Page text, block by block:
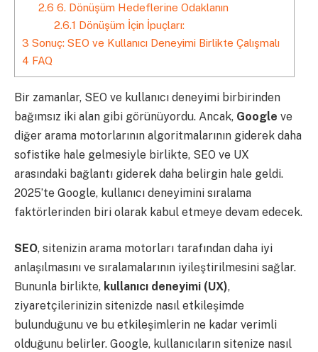
2.6 6. Dönüşüm Hedeflerine Odaklanın
2.6.1 Dönüşüm İçin İpuçları:
3 Sonuç: SEO ve Kullanıcı Deneyimi Birlikte Çalışmalı
4 FAQ
Bir zamanlar, SEO ve kullanıcı deneyimi birbirinden
bağımsız iki alan gibi görünüyordu. Ancak, Google ve
diğer arama motorlarının algoritmalarının giderek daha
sofistike hale gelmesiyle birlikte, SEO ve UX
arasındaki bağlantı giderek daha belirgin hale geldi.
2025’te Google, kullanıcı deneyimini sıralama
faktörlerinden biri olarak kabul etmeye devam edecek.
SEO, sitenizin arama motorları tarafından daha iyi
anlaşılmasını ve sıralamalarının iyileştirilmesini sağlar.
Bununla birlikte, kullanıcı deneyimi (UX),
ziyaretçilerinizin sitenizde nasıl etkileşimde
bulunduğunu ve bu etkileşimlerin ne kadar verimli
olduğunu belirler. Google, kullanıcıların sitenize nasıl